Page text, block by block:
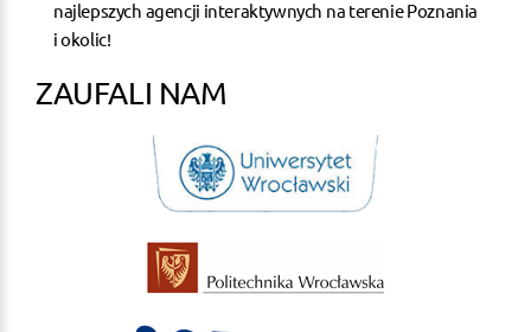
najlepszych agencji interaktywnych na terenie Poznania
i okolic!
ZAUFALI NAM